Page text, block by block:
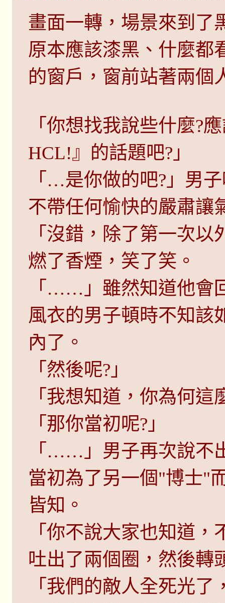
畫面一轉，場景來到了
原本應該漆黑、什麼都
的窗戶，窗前站著兩個
「你想找我說些什麼?
HCL!』的話題吧?」
「…是你做的吧?」男
不帶任何愉快的嚴肅讓
「沒錯，除了第一次
燃了香煙，笑了笑。
「……」雖然知道他會
風衣的男子頓時不知該
內了。
「然後呢?」
「我想知道，你為何這
「那你當初呢?」
「……」男子再次說不
當初為了另一個"博士"
皆知。
「你不說大家也知道
吐出了兩個圈，然後轉
「我們的敵人全死光